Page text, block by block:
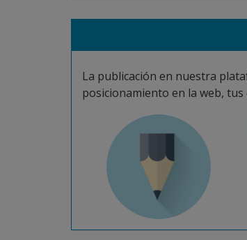
La publicación en nuestra
posicionamiento en la web,